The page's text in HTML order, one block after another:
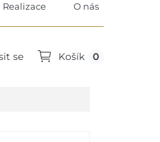
Realizace O nás
se Košík 0